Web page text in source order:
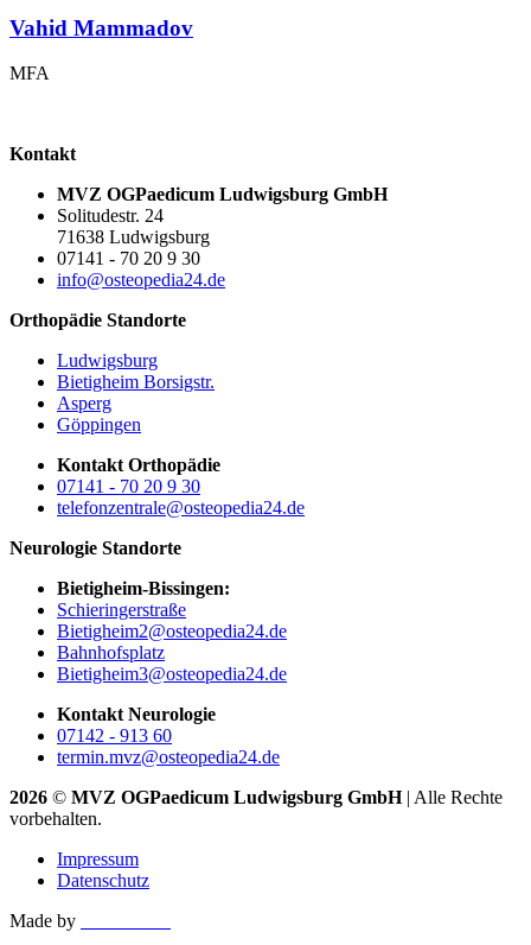
Vahid Mammadov
MFA
Kontakt
MVZ OGPaedicum Ludwigsburg GmbH
Solitudestr. 24
71638 Ludwigsburg
07141 - 70 20 9 30
info@osteopedia24.de
Orthopädie Standorte
Ludwigsburg
Bietigheim Borsigstr.
Asperg
Göppingen
Kontakt Orthopädie
07141 - 70 20 9 30
telefonzentrale@osteopedia24.de
Neurologie Standorte
Bietigheim-Bissingen:
Schieringerstraße
Bietigheim2@osteopedia24.de
Bahnhofsplatz
Bietigheim3@osteopedia24.de
Kontakt Neurologie
07142 - 913 60
termin.mvz@osteopedia24.de
2026 © MVZ OGPaedicum Ludwigsburg GmbH| Alle Rechte
vorbehalten.
Impressum
Datenschutz
Made by